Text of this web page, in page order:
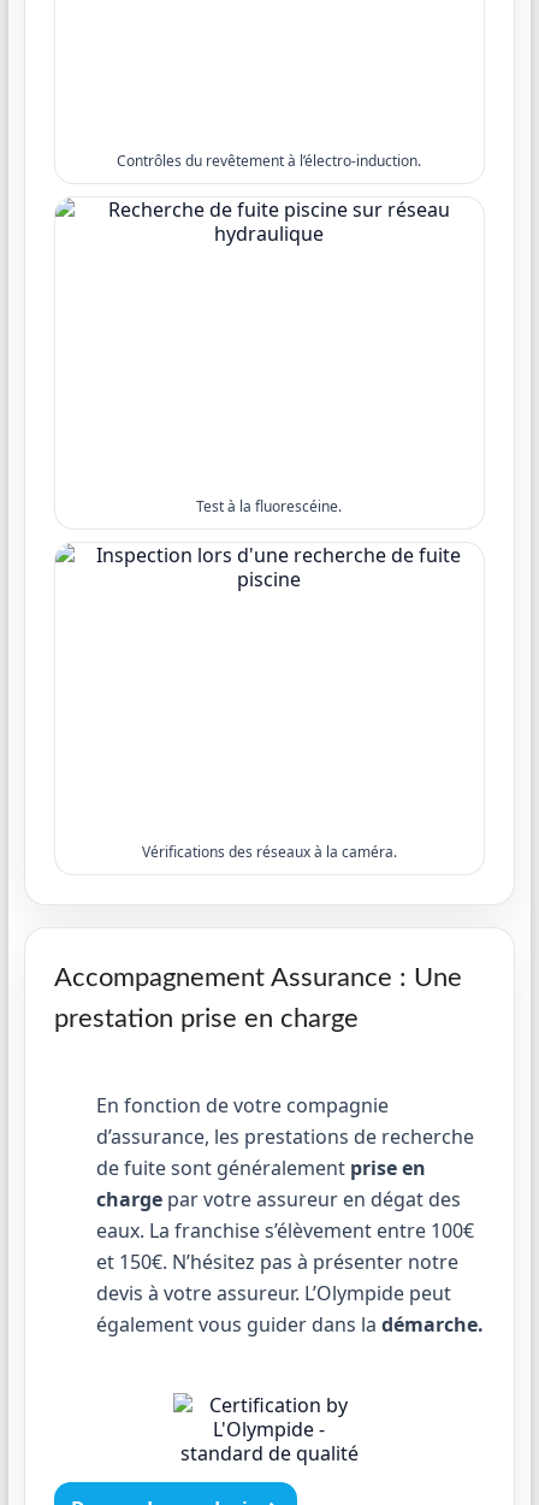
Contrôles du revêtement à l’électro-induction.
Test à la fluorescéine.
Vérifications des réseaux à la caméra.
Accompagnement Assurance : Une
prestation prise en charge
En fonction de votre compagnie
d’assurance, les prestations de recherche
de fuite sont généralement prise en
chargepar votre assureur en dégat des
eaux. La franchise s’élèvement entre 100€
et 150€. N’hésitez pas à présenter notre
devis à votre assureur. L’Olympide peut
également vous guider dans la démarche.